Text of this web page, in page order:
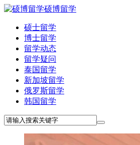
硕博留学
硕士留学
博士留学
留学动态
留学疑问
泰国留学
新加坡留学
俄罗斯留学
韩国留学